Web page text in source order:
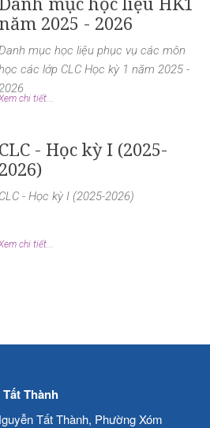
năm 2025 - 2026
mục học liệu phục vụ các môn
các lớp CLC Học kỳ 1 năm 2025 -
chi tiết...
CLC - Học kỳ I (2025-
2026)
CLC - Học kỳ I (2025-2026)
chi tiết...
Thành
Tất Thành, Phường Xóm